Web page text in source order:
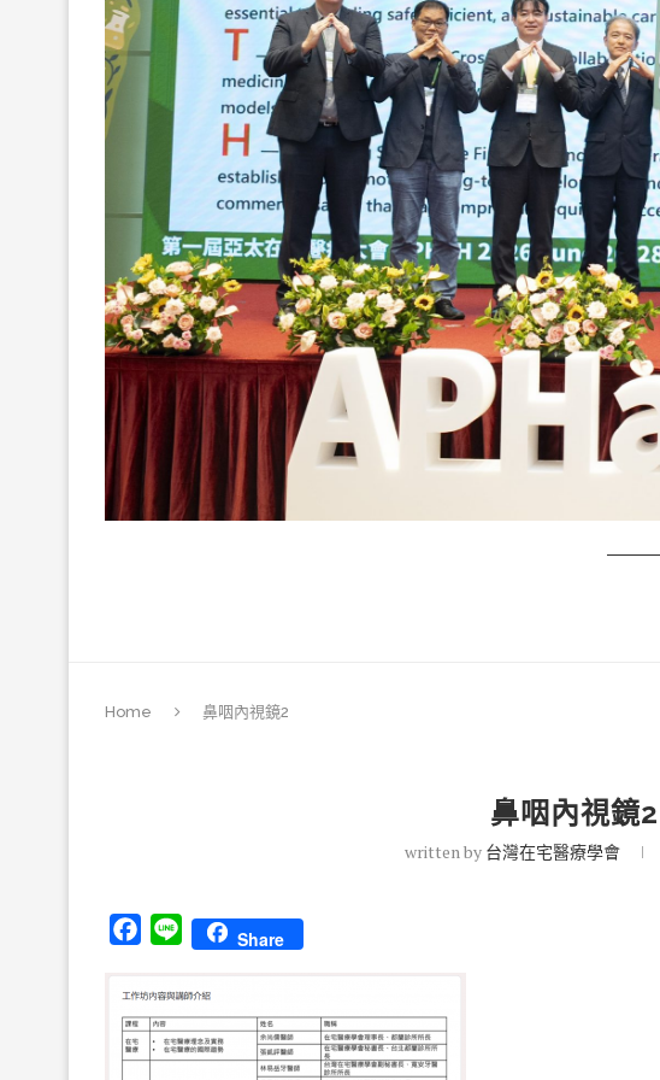
Home 鼻咽內視鏡2
鼻咽內視鏡2
written by 台灣在宅醫療學會
Facebook
Line Share